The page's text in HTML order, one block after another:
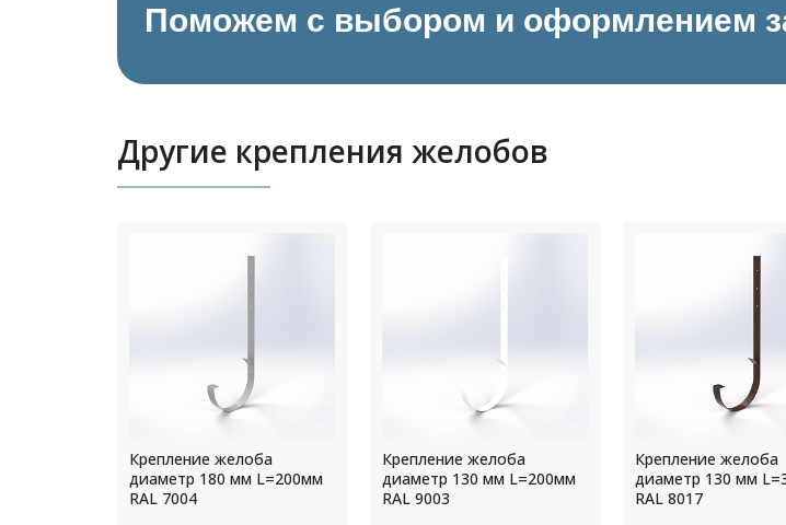
Поможем с выбором и оформлением
Другие крепления желобов
Крепление желоба
диаметр 180 мм L=200мм
RAL 7004
Крепление желоба
диаметр 130 мм L=200мм
RAL 9003
Крепление желоба
диаметр 130 мм
RAL 8017